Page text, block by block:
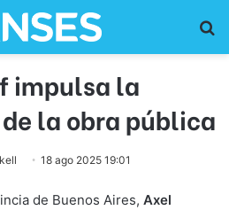
impulsa la
la obra pública
18 ago 2025 19:01
de Buenos Aires, Axel